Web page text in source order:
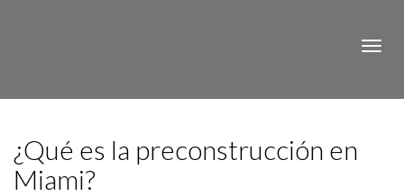
¿Qué es la preconstrucción en
Miami?